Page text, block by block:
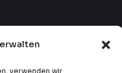
verwenden wir